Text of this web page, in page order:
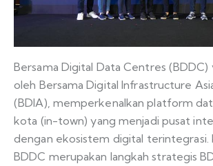
Bersama Digital Data Centres
oleh Bersama Digital Infrastructure
(BDIA), memperkenalkan platform
kota (in-town) yang menjadi pusat
dengan ekosistem digital terintegrasi.
BDDC merupakan langkah strategis